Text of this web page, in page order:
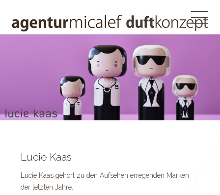
Lucie Kaas
Lucie Kaas gehört zu den Aufsehen erregenden Marken
der letzten Jahre.